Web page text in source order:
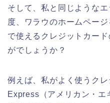
そして、私と同じような
度、ワラウのホームペー
で使えるクレジットカー
がでしょうか？
例えば、私がよく使うク
Express（アメリカン・エ